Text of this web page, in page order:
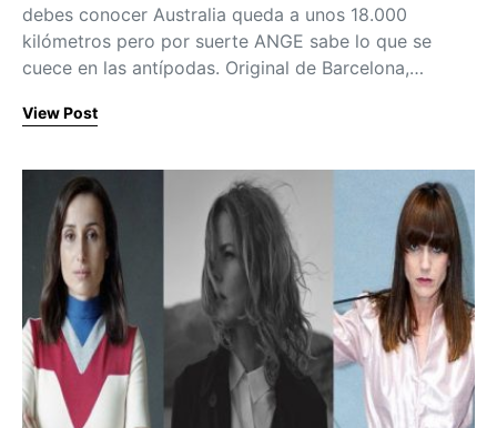
debes conocer Australia queda a unos 18.000
kilómetros pero por suerte ANGE sabe lo que se
cuece en las antípodas. Original de Barcelona,…
View Post